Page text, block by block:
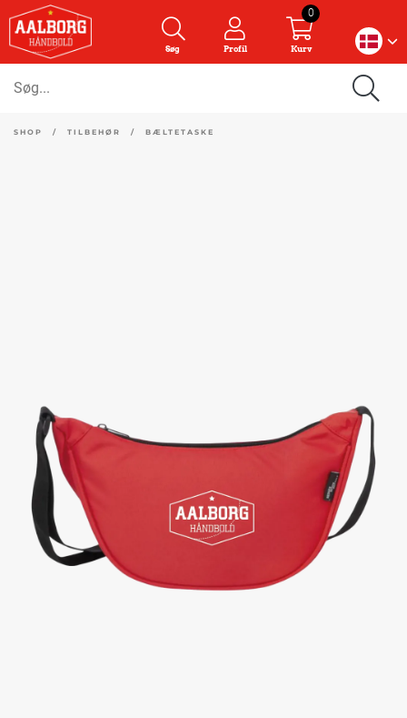
Søg Profil Kurv
0
SHOP / TILBEHØR / BÆLTETASKE